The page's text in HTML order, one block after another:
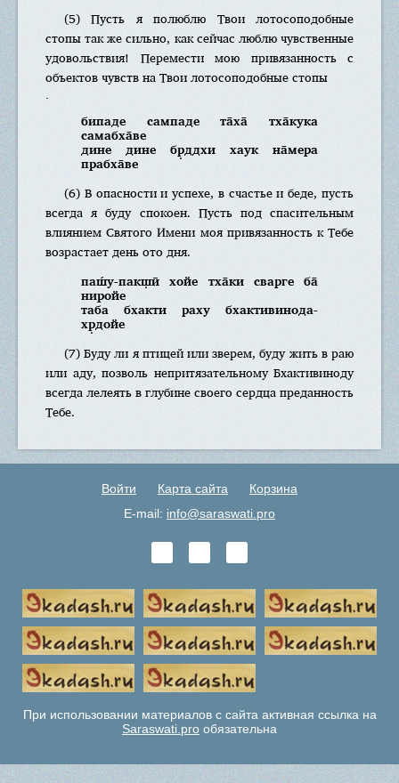
(5) Пусть я полюблю Твои лотосоподобные
стопы так же сильно, как сейчас люблю чувственные
удовольствия! Перемести мою привязанность с
объектов чувств на Твои лотосоподобные стопы
бипаде сампаде та̄ха̄ тха̄кука
самабха̄ве
дине дине бр̣ддхи хаук на̄мера
прабха̄ве
(6) В опасности и успехе, в счастье и беде, пусть
всегда я буду спокоен. Пусть под спасительным
влиянием Святого Имени моя привязанность к Тебе
возрастает день ото дня.
паш́у-пакш̣ӣ хойе тха̄ки сварге ба̄
ниройе
таба бхакти раху бхактивинода-
хр̣дойе
(7) Буду ли я птицей или зверем, буду жить в раю
или аду, позволь непритязательному Бхактивиноду
всегда лелеять в глубине своего сердца преданность
Тебе.
Войти Карта сайта
Корзина
E-mail: info@saraswati.pro
При использовании материалов с сайта активная ссылка на
Saraswati.pro обязательна